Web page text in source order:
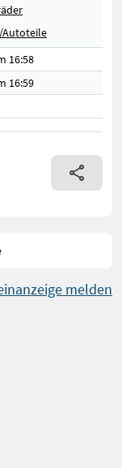
16:58
16:59
melden